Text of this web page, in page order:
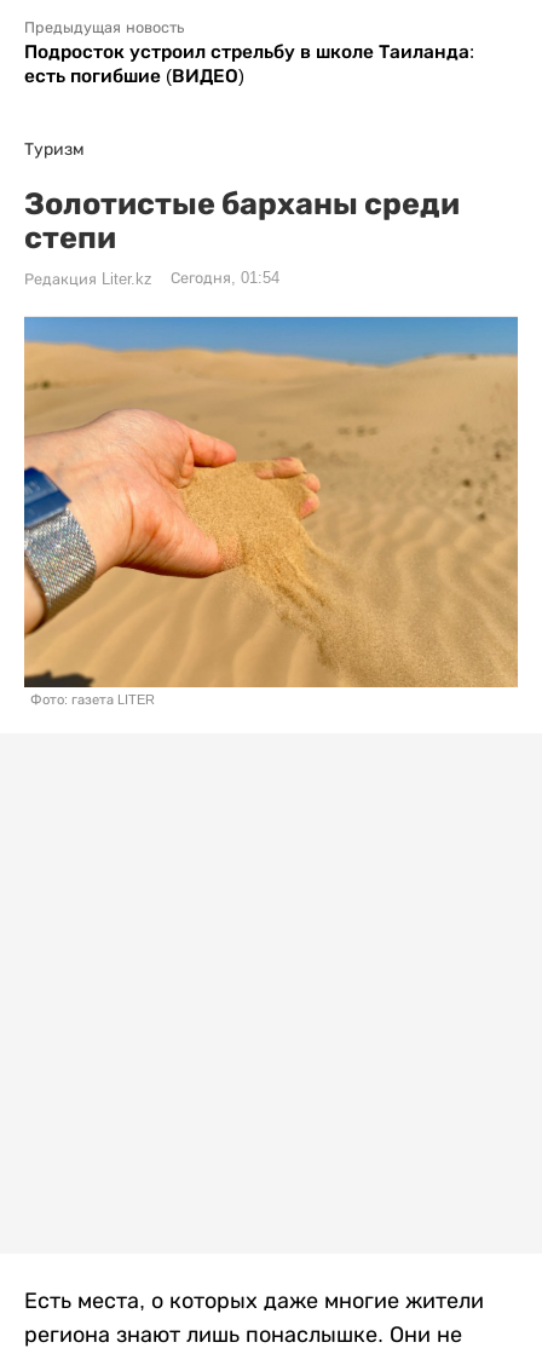
Предыдущая новость
Подросток устроил стрельбу в школе Таиланда:
есть погибшие (ВИДЕО)
Туризм
Золотистые барханы среди
степи
Редакция Liter.kz Сегодня, 01:54
Фото: газета LITER
Есть места, о которых даже многие жители
региона знают лишь понаслышке. Они не